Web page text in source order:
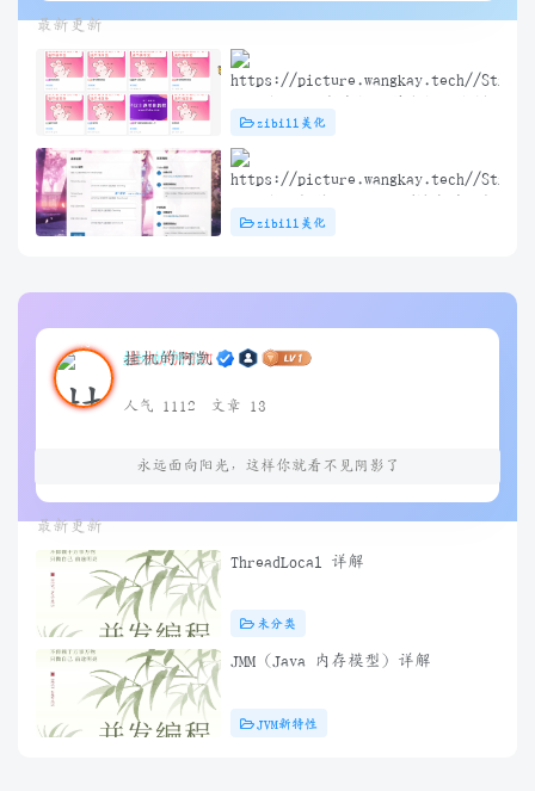
最新更新
式[优化版]
zibill美化
件
zibill美化
挂机的阿凯
人气 1112 文章 13
永远面向阳光，这样你就看不见阴影了
最新更新
ThreadLocal 详解
未分类
JMM（Java 内存模型）详解
JVM新特性